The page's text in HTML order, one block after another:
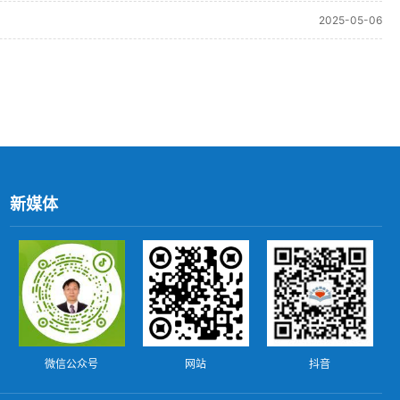
2025-05-06
新媒体
微信公众号 网站 抖音